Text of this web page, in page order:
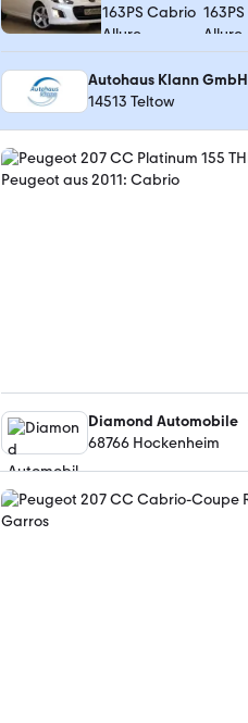
Autohaus Klann GmbH
14513 Teltow
Diamond Automobile
68766 Hockenheim